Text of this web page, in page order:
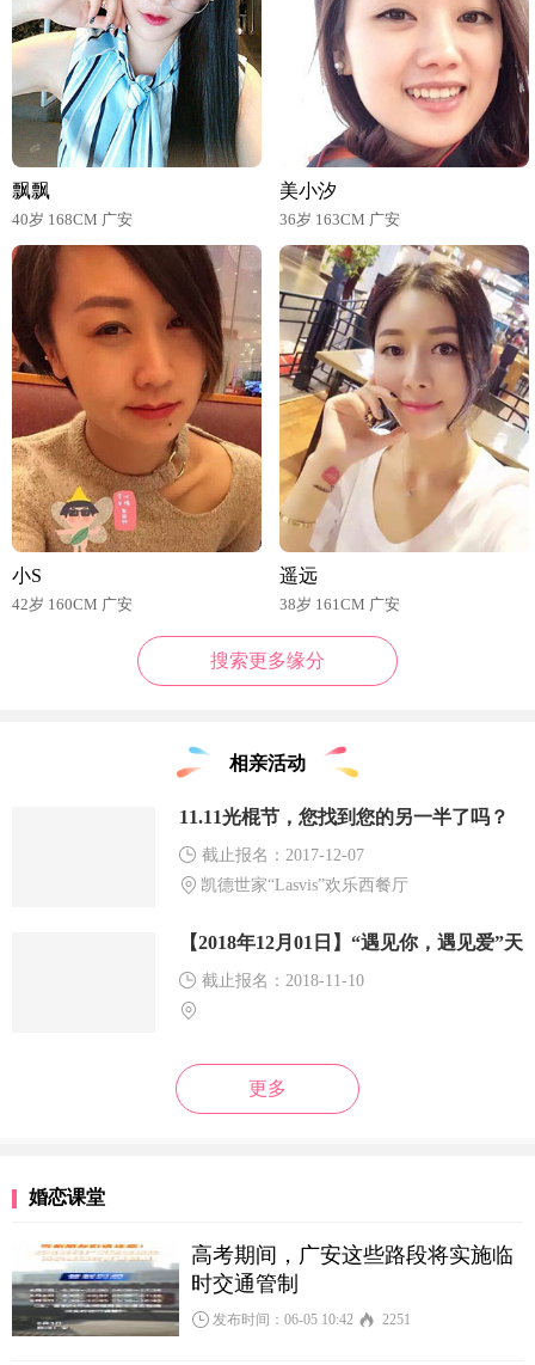
飘飘
40岁 168CM 广安
美小汐
36岁 163CM 广安
小S
42岁 160CM 广安
遥远
38岁 161CM 广安
搜索更多缘分
相亲活动
11.11光棍节，您找到您的另一半了吗？
截止报名：2017-12-07
凯德世家“Lasvis”欢乐西餐厅
【2018年12月01日】“遇见你，遇见爱”天
截止报名：2018-11-10
更多
婚恋课堂
高考期间，广安这些路段将实施临
时交通管制
发布时间：06-05 10:42 2251